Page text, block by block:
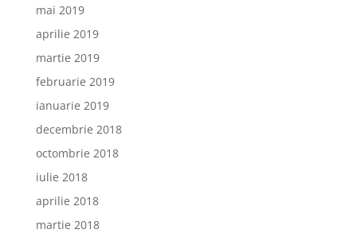
mai 2019
aprilie 2019
martie 2019
februarie 2019
ianuarie 2019
decembrie 2018
octombrie 2018
iulie 2018
aprilie 2018
martie 2018